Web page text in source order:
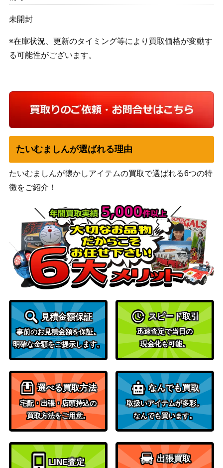
未開封
※在庫状況、更新のタイミング等により買取価格が変動す
る可能性がございます。
たいむましんが選ばれる理由
たいむましんが懐かしアイテムの買取で選ばれる6つの特
徴をご紹介！
見積金額保証
事前のお見積金額を保証。
明確な金額をご提示します。
スピード取引
迅速査定で当日の
現金化も可能。
選べる買取方法
宅配・出張・店頭持込の
買取方法をご用意。
なんでも買取
取扱いアイテムが多彩。
なんでも買います。
LINE査定 出張買取